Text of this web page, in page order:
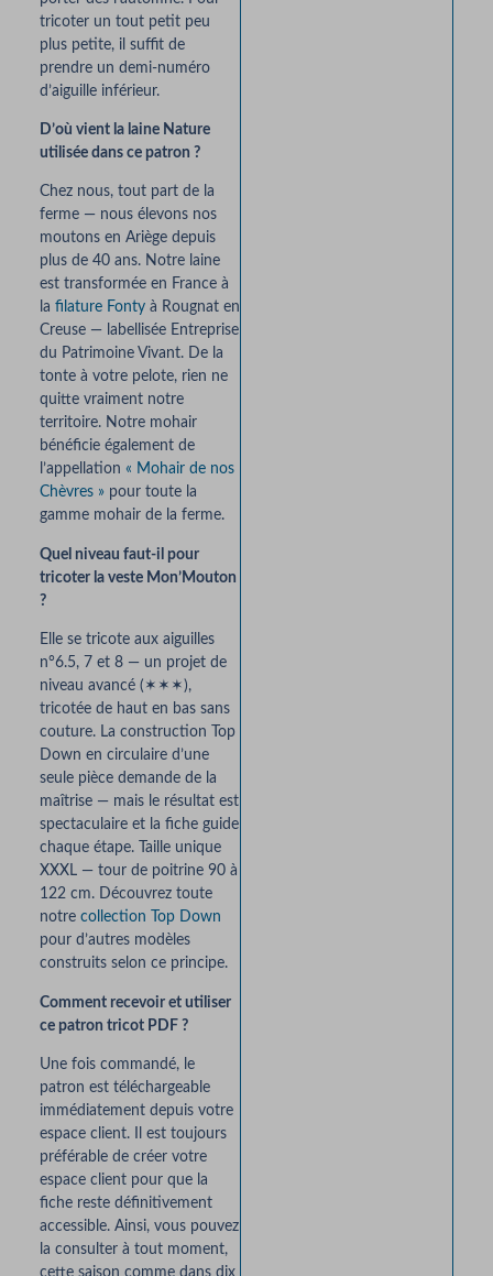
tricoter un tout petit peu
plus petite, il suffit de
prendre un demi-numéro
d’aiguille inférieur.
D’où vient la laine Nature
utilisée dans ce patron ?
Chez nous, tout part de la
ferme — nous élevons nos
moutons en Ariège depuis
plus de 40 ans. Notre laine
est transformée en France à
la filature Fontyà Rougnat en
Creuse — labellisée Entreprise
du Patrimoine Vivant. De la
tonte à votre pelote, rien ne
quitte vraiment notre
territoire. Notre mohair
bénéficie également de
l’appellation « Mohair de nos
Chèvres »pour toute la
gamme mohair de la ferme.
Quel niveau faut-il pour
tricoter la veste Mon’Mouton
?
Elle se tricote aux aiguilles
n°6.5, 7 et 8 — un projet de
niveau avancé (✶✶✶),
tricotée de haut en bas sans
couture. La construction Top
Down en circulaire d’une
seule pièce demande de la
maîtrise — mais le résultat est
spectaculaire et la fiche guide
chaque étape. Taille unique
XXXL — tour de poitrine 90 à
122 cm. Découvrez toute
notre collection Top Down
pour d’autres modèles
construits selon ce principe.
Comment recevoir et utiliser
ce patron tricot PDF ?
Une fois commandé, le
patron est téléchargeable
immédiatement depuis votre
espace client. Il est toujours
préférable de créer votre
espace client pour que la
fiche reste définitivement
accessible. Ainsi, vous pouvez
la consulter à tout moment,
cette saison comme dans dix